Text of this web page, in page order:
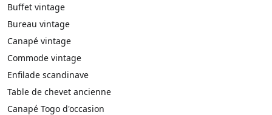
Buffet vintage
Bureau vintage
Canapé vintage
Commode vintage
Enfilade scandinave
Table de chevet ancienne
Canapé Togo d'occasion